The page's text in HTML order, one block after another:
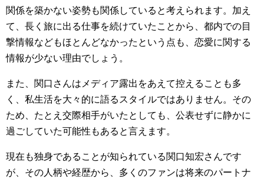
関係を築かない姿勢も関係していると考えられます。加え
て、長く旅に出る仕事を続けていたことから、都内での目
撃情報などもほとんどなかったという点も、恋愛に関する
情報が少ない理由でしょう。
また、関口さんはメディア露出をあえて控えることも多
く、私生活を大々的に語るスタイルではありません。その
ため、たとえ交際相手がいたとしても、公表せずに静かに
過ごしていた可能性もあると言えます。
現在も独身であることが知られている関口知宏さんです
が、その人柄や経歴から、多くのファンは将来のパートナ